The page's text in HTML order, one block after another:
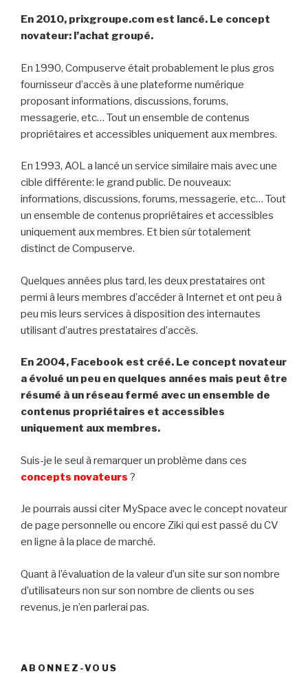
En 2010, prixgroupe.com est lancé. Le concept
novateur: l’achat groupé.
En 1990, Compuserve était probablement le plus gros
fournisseur d’accès à une plateforme numérique
proposant informations, discussions, forums,
messagerie, etc… Tout un ensemble de contenus
propriétaires et accessibles uniquement aux membres.
En 1993, AOL a lancé un service similaire mais avec une
cible différente: le grand public. De nouveaux:
informations, discussions, forums, messagerie, etc… Tout
un ensemble de contenus propriétaires et accessibles
uniquement aux membres. Et bien sûr totalement
distinct de Compuserve.
Quelques années plus tard, les deux prestataires ont
permi à leurs membres d’accéder à Internet et ont peu à
peu mis leurs services à disposition des internautes
utilisant d’autres prestataires d’accès.
En 2004, Facebook est créé. Le concept novateur
a évolué un peu en quelques années mais peut être
résumé à un réseau fermé avec un ensemble de
contenus propriétaires et accessibles
uniquement aux membres.
Suis-je le seul à remarquer un problème dans ces
concepts novateurs ?
Je pourrais aussi citer MySpace avec le concept novateur
de page personnelle ou encore Ziki qui est passé du CV
en ligne à la place de marché.
Quant à l’évaluation de la valeur d’un site sur son nombre
d’utilisateurs non sur son nombre de clients ou ses
revenus, je n’en parlerai pas.
ABONNEZ-VOUS